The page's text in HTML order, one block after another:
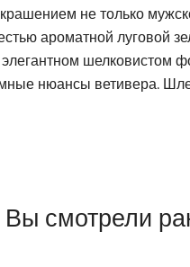
не только
ароматной луговой
шелковистом
нюансы ветивера.
Вы смотрели